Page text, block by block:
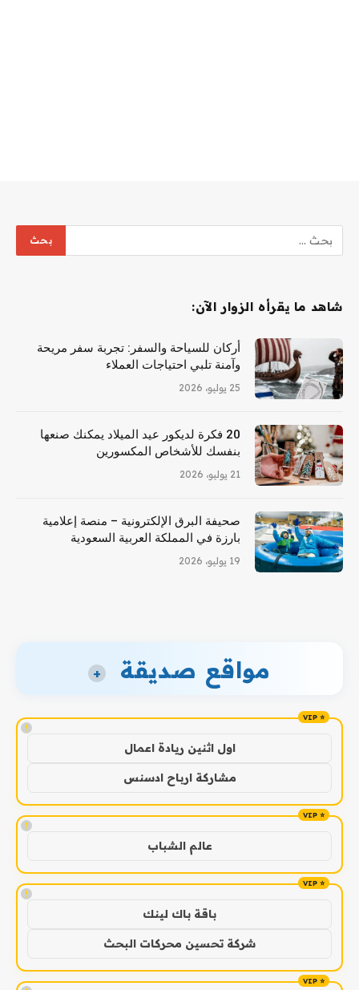
شاهد ما يقرأه الزوار الآن:
أركان للسياحة والسفر: تجربة سفر مريحة
وآمنة تلبي احتياجات العملاء
25 يوليو، 2026
20 فكرة لديكور عيد الميلاد يمكنك صنعها
بنفسك للأشخاص المكسورين
21 يوليو، 2026
صحيفة البرق الإلكترونية – منصة إعلامية
بارزة في المملكة العربية السعودية
19 يوليو، 2026
مواقع صديقة +
!
اول اثنين ريادة اعمال
مشاركة ارباح ادسنس
!
عالم الشباب
!
باقة باك لينك
شركة تحسين محركات البحث